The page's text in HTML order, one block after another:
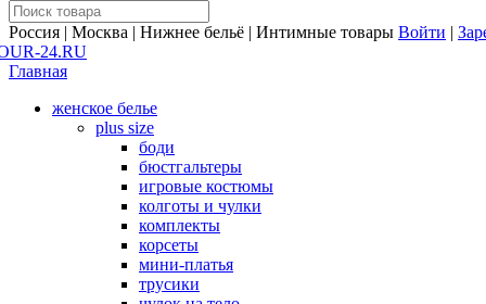
Россия | Москва | Нижнее бельё | Интимные товары Войти |
Главная
женское белье
plus size
боди
бюстгальтеры
игровые костюмы
колготы и чулки
комплекты
корсеты
мини-платья
трусики